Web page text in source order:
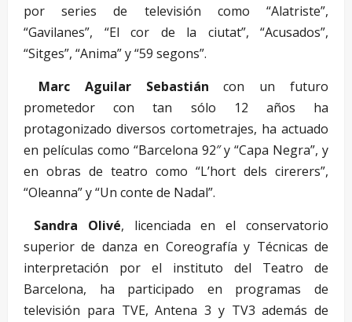
por series de televisión como “Alatriste”,
“Gavilanes”, “El cor de la ciutat”, “Acusados”,
“Sitges”, “Anima” y “59 segons”.
Marc Aguilar Sebastián con un futuro
prometedor con tan sólo 12 años ha
protagonizado diversos cortometrajes, ha actuado
en películas como “Barcelona 92″ y “Capa Negra”, y
en obras de teatro como “L’hort dels cirerers”,
“Oleanna” y “Un conte de Nadal”.
Sandra Olivé, licenciada en el conservatorio
superior de danza en Coreografía y Técnicas de
interpretación por el instituto del Teatro de
Barcelona, ha participado en programas de
televisión para TVE, Antena 3 y TV3 además de